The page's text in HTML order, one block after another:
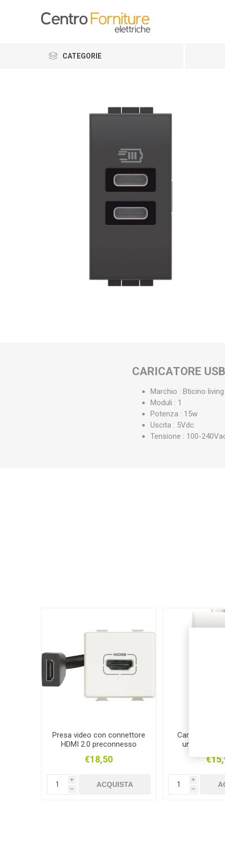
CATEGORIE
CARICATORE
Marchio : Bticino living
Moduli : 1
Potenza : 15w
Uscita : 5Vdc
Tensione : 100-
Presa video con connettore
HDMI 2.0 preconnesso
€18,50
i
h
ACQUISTA
Caricatore
una porta
i
h